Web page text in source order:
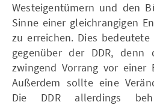
Westeigentümern und den
Sinne einer gleichrangigen
zu erreichen. Dies
gegenüber der DDR,
zwingend Vorrang vor einer
Außerdem sollte eine
Die DDR allerdings